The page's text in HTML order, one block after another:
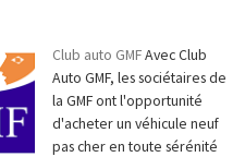
Club auto GMFAvec Club
Auto GMF, les sociétaires de
la GMF ont l'opportunité
d'acheter un véhicule neuf
pas cher en toute sérénité